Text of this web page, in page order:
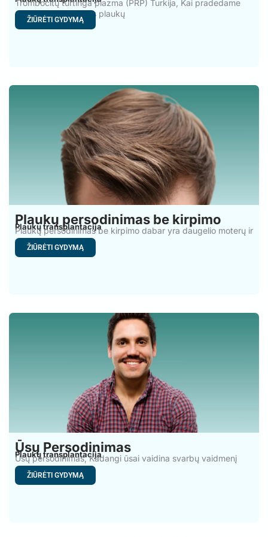
Trombocitų turtinga plazma (PRP) Turkija, Kai pradedame
pastebėti pirmuosius plaukų
ŽIŪRĖTI GYDYMĄ
Plaukų persodinimas be kirpimo
Plaukų transplantacija
Plaukų persodinimas be kirpimo dabar yra daugelio moterų ir
vyrų
ŽIŪRĖTI GYDYMĄ
Ūsų Persodinimas
Plaukų transplantacija
Ūsų persodinimas, Kadangi ūsai vaidina svarbų vaidmenį
vyrų išvaizdoje, kaip
ŽIŪRĖTI GYDYMĄ